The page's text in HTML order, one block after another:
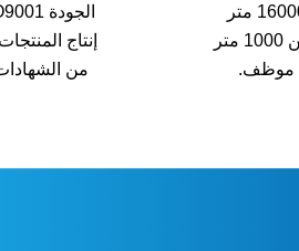
نمتلك قاعدة إنتاج متطورة تبلغ 16000 متر
مربع، وقاعدة بحث وتطوير تزيد عن 1000 متر
إنتاج
من